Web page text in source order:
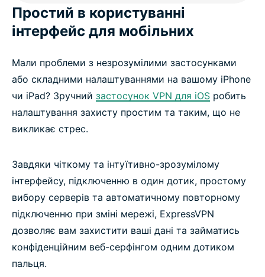
Простий в користуванні
інтерфейс для мобільних
Мали проблеми з незрозумілими застосунками
або складними налаштуваннями на вашому iPhone
чи iPad? Зручний застосунок VPN для iOS робить
налаштування захисту простим та таким, що не
викликає стрес.
Завдяки чіткому та інтуїтивно-зрозумілому
інтерфейсу, підключенню в один дотик, простому
вибору серверів та автоматичному повторному
підключенню при зміні мережі, ExpressVPN
дозволяє вам захистити ваші дані та займатись
конфіденційним веб-серфінгом одним дотиком
пальця.